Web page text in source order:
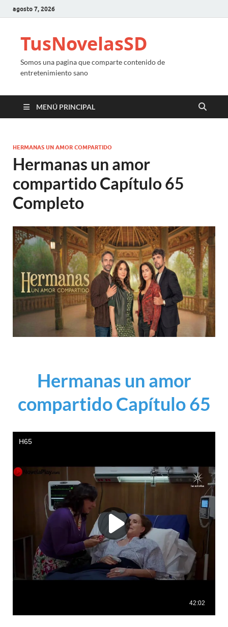
agosto 7, 2026
TusNovelasSD
Somos una pagina que comparte contenido de
entretenimiento sano
MENÚ PRINCIPAL
HERMANAS UN AMOR COMPARTIDO
Hermanas un amor
compartido Capítulo 65
Completo
Hermanas un amor
compartido Capítulo 65